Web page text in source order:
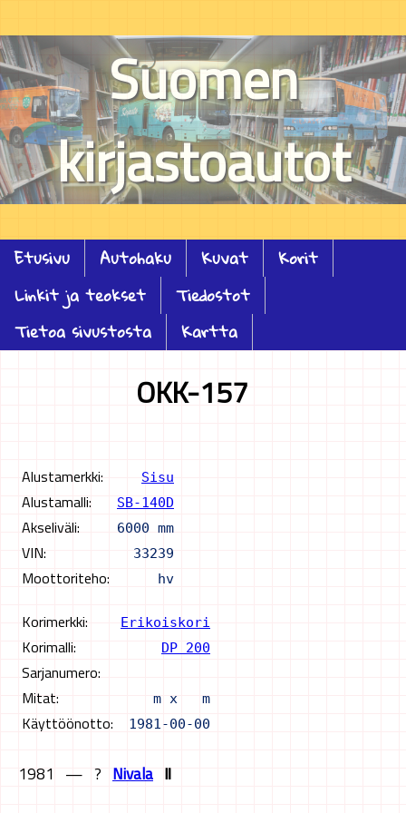
Suomen
kirjastoautot
Etusivu Autohaku Kuvat
Korit
Linkit ja teokset
Tiedostot
Tietoa sivustosta
Kartta
OKK-157
Alustamerkki: Sisu
Alustamalli: SB-140D
Akseliväli: 6000 mm
VIN: 33239
Moottoriteho: hv
Korimerkki: Erikoiskori
Korimalli: DP 200
Sarjanumero:
Mitat:
m x m
Käyttöönotto: 1981-00-00
1981 — ? Nivala Ⅱ